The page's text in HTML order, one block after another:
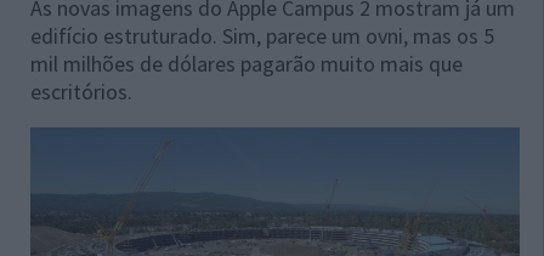
As novas imagens do Apple Campus 2 mostram já um
edifício estruturado. Sim, parece um ovni, mas os 5
mil milhões de dólares pagarão muito mais que
escritórios.